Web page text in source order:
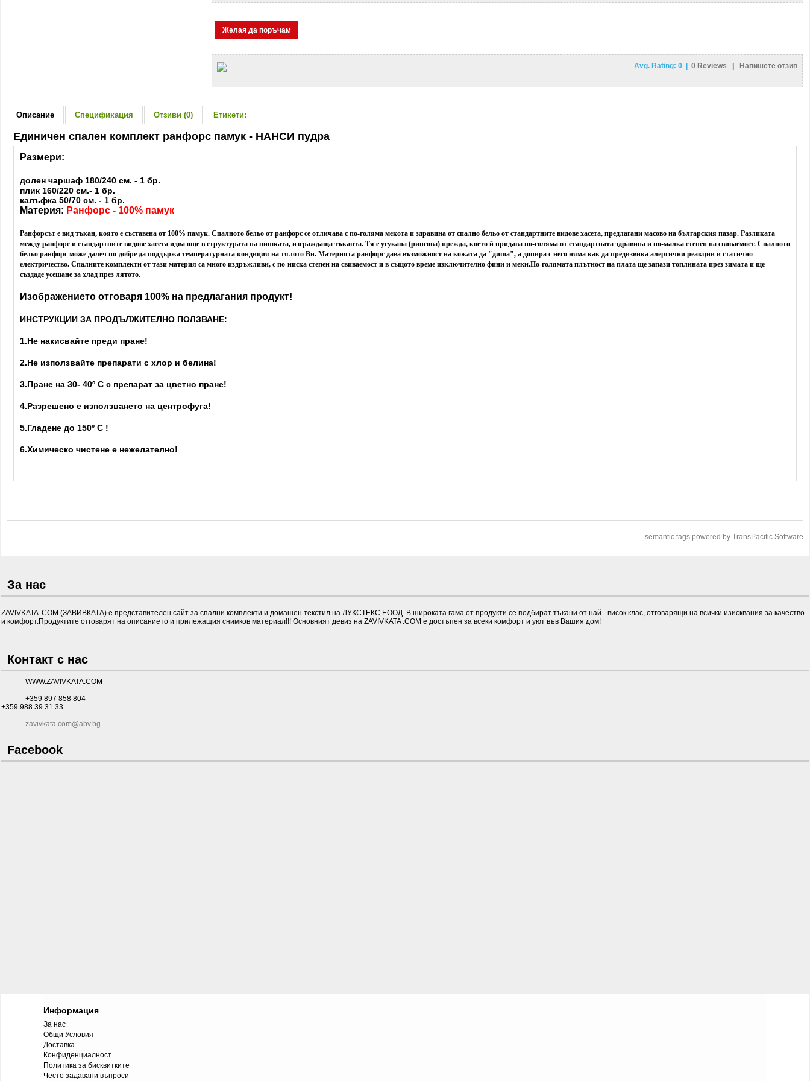
Желая да поръчам
Avg. Rating:0 |0 Reviews Напишете отзив
Описание Спецификация Отзиви (0) Етикети:
Единичен спален комплект ранфорс памук - НАНСИ пудра
Размери:
долен чаршаф 180/240 см. - 1 бр.
плик 160/220 см.- 1 бр.
калъфка 50/70 см. - 1 бр.
Материя: Ранфорс - 100% памук
Ранфорсът е вид тъкан, която е съставена от 100% памук. Спалното бельо от ранфорс се отличава с по-голяма мекота и здравина от спално бельо от стандартните видове хасета, предлагани масово на българския пазар. Разликата
между ранфорс и стандартните видове хасета идва още в структурата на нишката, изграждаща тъканта. Тя е усукана (рингова) прежда, което й придава по-голяма от стандартната здравина и по-малка степен на свиваемост. Спалното
бельо ранфорс може далеч по-добре да поддържа температурната кондиция на тялото Ви. Материята ранфорс дава възможност на кожата да "диша", а допира с него няма как да предизвика алергични реакции и статично
електричество. Спалните комплекти от тази материя са много издръжливи, с по-ниска степен на свиваемост и в същото време изключително фини и меки.По-голямата плътност на плата ще запази топлината през зимата и ще
създаде усещане за хлад през лятото.
Изображението отговаря 100% на предлагания продукт!
ИНСТРУКЦИИ ЗА ПРОДЪЛЖИТЕЛНО ПОЛЗВАНЕ:
1.Не накисвайте преди пране!
2.Не използвайте препарати с хлор и белина!
3.Пране на 30- 40º С с препарат за цветно пране!
4.Разрешено е използването на центрофуга!
5.Гладене до 150º С !
6.Химическо чистене е нежелателно!
semantic tags powered by TransPacific Software
За нас
ZAVIVKATA .COM (ЗАВИВКАТА) е представителен сайт за спални комплекти и домашен текстил на ЛУКСТЕКС ЕООД. В широката гама от продукти се подбират тъкани от най - висок клас, отговарящи на всички изисквания за качество
и комфорт.Продуктите отговарят на описанието и прилежащия снимков материал!!! Основният девиз на ZAVIVKATA .COM е достъпен за всеки комфорт и уют във Вашия дом!
Контакт с нас
WWW.ZAVIVKATA.COM
+359 897 858 804
+359 988 39 31 33
zavivkata.com@abv.bg
Facebook
Информация
За нас
Общи Условия
Доставка
Конфиденциалност
Политика за бисквитките
Често задавани въпроси